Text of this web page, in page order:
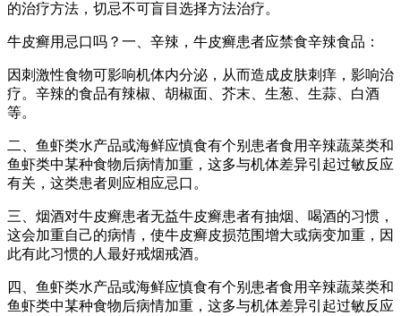
的治疗方法，切忌不可盲目选择方法治疗。
牛皮癣用忌口吗？一、辛辣，牛皮癣患者应禁食辛辣食品：
因刺激性食物可影响机体内分泌，从而造成皮肤刺痒，影响治
疗。辛辣的食品有辣椒、胡椒面、芥末、生葱、生蒜、白酒
等。
二、鱼虾类水产品或海鲜应慎食有个别患者食用辛辣蔬菜类和
鱼虾类中某种食物后病情加重，这多与机体差异引起过敏反应
有关，这类患者则应相应忌口。
三、烟酒对牛皮癣患者无益牛皮癣患者有抽烟、喝酒的习惯，
这会加重自己的病情，使牛皮癣皮损范围增大或病变加重，因
此有此习惯的人最好戒烟戒酒。
四、鱼虾类水产品或海鲜应慎食有个别患者食用辛辣蔬菜类和
鱼虾类中某种食物后病情加重，这多与机体差异引起过敏反应